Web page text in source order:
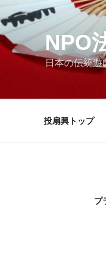
NPO
日本の伝
投扇興トップ
プ